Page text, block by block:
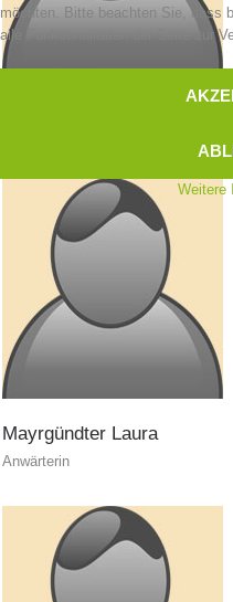
Hundeführer
Mayrgündter Laura
Anwärterin
möchten. Bitte beachten Sie, dass
alle Funktionalitäten der Seite zur
Weitere